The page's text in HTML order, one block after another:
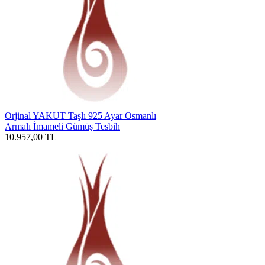
Orjinal YAKUT Taşlı 925 Ayar Osmanlı
Armalı İmameli Gümüş Tesbih
10.957,00 TL